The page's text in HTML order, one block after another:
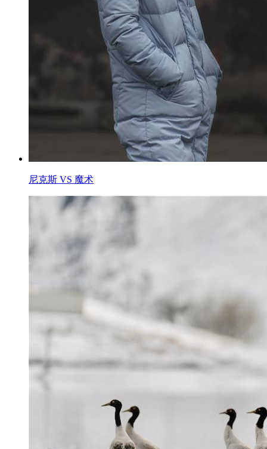
尼克斯 VS 魔术